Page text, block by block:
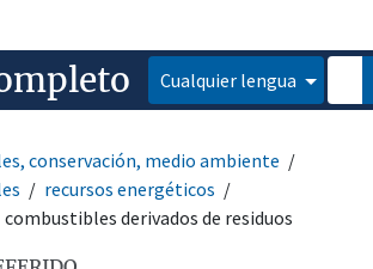
Cualquier lengua
conservación, medio ambiente
recursos energéticos
combustibles derivados de residuos